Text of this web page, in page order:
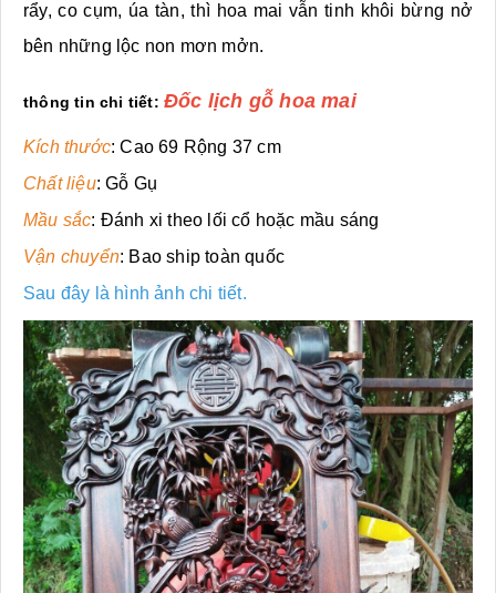
rẩy, co cụm, úa tàn, thì hoa mai vẫn tinh khôi bừng nở
bên những lộc non mơn mởn.
thông tin chi tiết: Đốc lịch gỗ hoa mai
Kích thước: Cao 69 Rộng 37 cm
Chất liệu: Gỗ Gụ
Mầu sắc: Đánh xi theo lối cổ hoặc mầu sáng
Vận chuyển: Bao ship toàn quốc
Sau đây là hình ảnh chi tiết.